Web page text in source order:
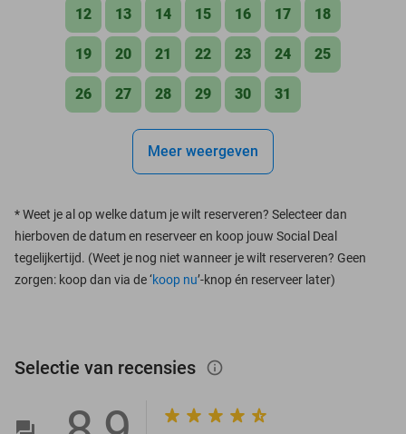
12 13 14 15 16 17 18
19 20 21 22 23 24 25
26 27 28 29 30 31
Meer weergeven
*Weet je al op welke datum je wilt reserveren? Selecteer dan
hierboven de datum en reserveer en koop jouw Social Deal
tegelijkertijd. (Weet je nog niet wanneer je wilt reserveren? Geen
zorgen: koop dan via de ‘koop nu’-knop én reserveer later)
Selectie van recensies info_outlined